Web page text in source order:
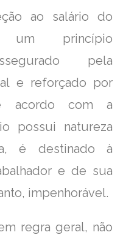
ao salário do
um princípio
pela
e reforçado por
acordo com a
possui natureza
é destinado à
e de sua
impenhorável.
regra geral, não